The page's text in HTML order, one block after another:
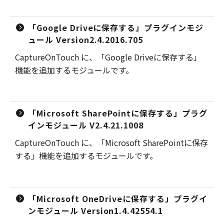
「Google Driveに保存する」プラグインモジ
ュール Version2.4.2016.705
CaptureOnTouch に、「Google Driveに保存する」
機能を追加するモジュールです。
「Microsoft SharePointに保存する」プラグ
インモジュール V2.4.21.1008
CaptureOnTouch に、「Microsoft SharePointに保存
する」機能を追加するモジュールです。
「Microsoft OneDriveに保存する」プラグイ
ンモジュール Version1.4.42554.1